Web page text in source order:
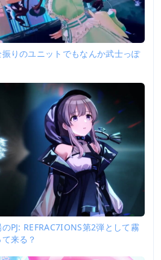
振りのユニットでもなんか武士っぽ
PJ: REFRAC7IONS第2弾として霧
来る？